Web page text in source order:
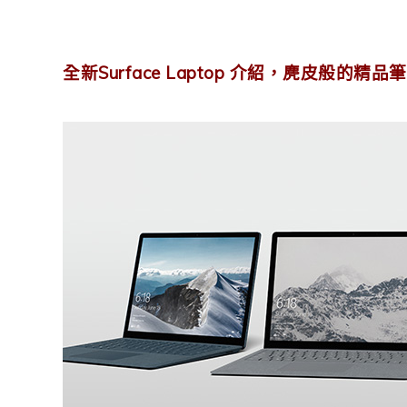
全新Surface Laptop 介紹，麂皮般的精品